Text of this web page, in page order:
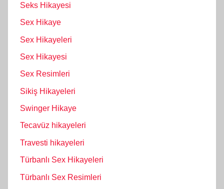
Seks Hikayesi
Sex Hikaye
Sex Hikayeleri
Sex Hikayesi
Sex Resimleri
Sikiş Hikayeleri
Swinger Hikaye
Tecavüz hikayeleri
Travesti hikayeleri
Türbanlı Sex Hikayeleri
Türbanlı Sex Resimleri